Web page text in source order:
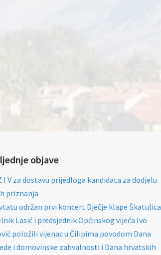
objave
I V za dostavu prijedloga kandidata za dodjelu
priznanja
održan prvi koncert Dječje klape Škatulica
Lasić i predsjednik Općinskog vijeća Ivo
položili vijenac u Čilipima povodom Dana
i domovinske zahvalnosti i Dana hrvatskih